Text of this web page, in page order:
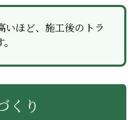
いほど、施工後のトラ
くり